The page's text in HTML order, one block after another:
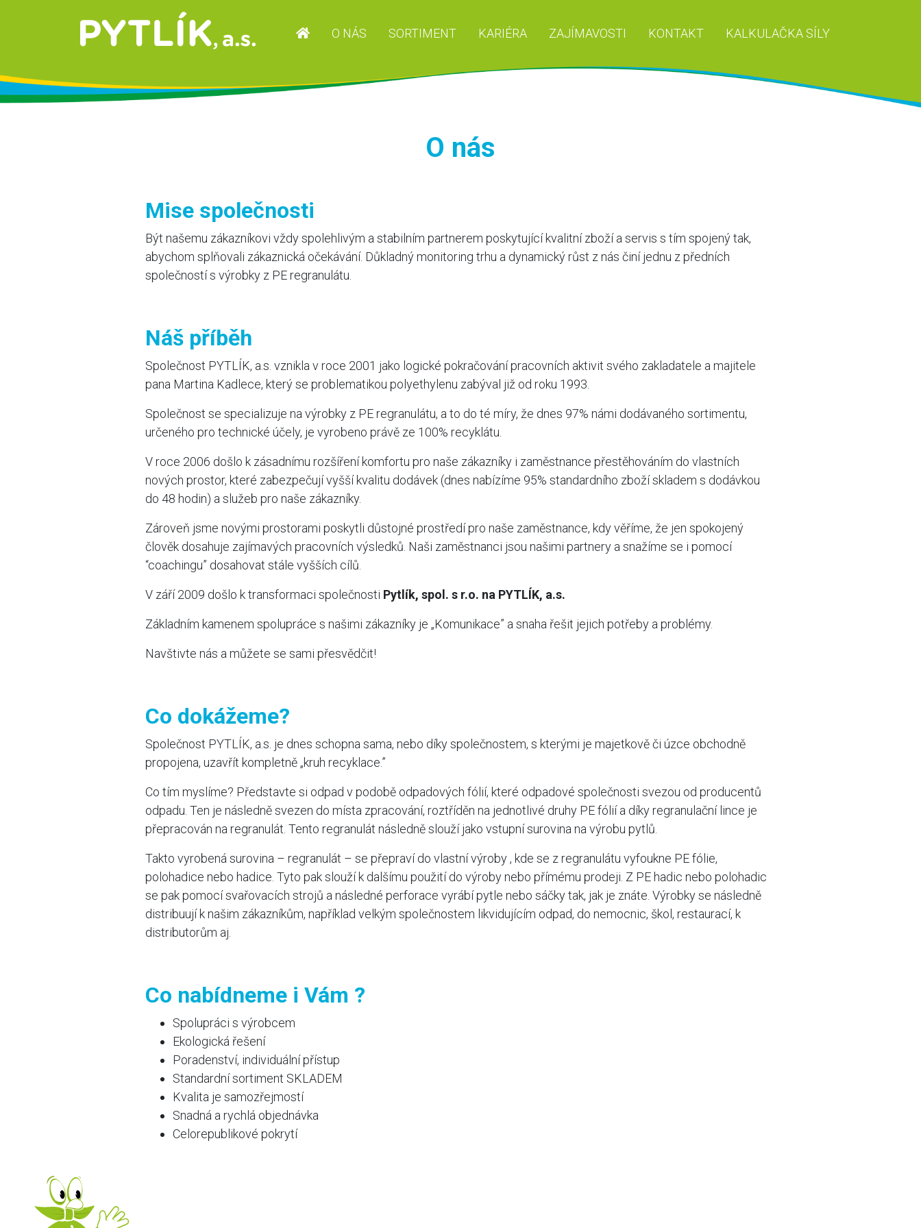
O NÁS
SORTIMENT KARIÉRA ZAJÍMAVOSTI KONTAKT KALKULAČKA SÍLY
O nás
Mise společnosti
Být našemu zákazníkovi vždy spolehlivým a stabilním partnerem poskytující kvalitní zboží a servis s tím spojený tak,
abychom splňovali zákaznická očekávání. Důkladný monitoring trhu a dynamický růst z nás činí jednu z předních
společností s výrobky z PE regranulátu.
Náš příběh
Společnost PYTLÍK, a.s. vznikla v roce 2001 jako logické pokračování pracovních aktivit svého zakladatele a majitele
pana Martina Kadlece, který se problematikou polyethylenu zabýval již od roku 1993.
Společnost se specializuje na výrobky z PE regranulátu, a to do té míry, že dnes 97% námi dodávaného sortimentu,
určeného pro technické účely, je vyrobeno právě ze 100% recyklátu.
V roce 2006 došlo k zásadnímu rozšíření komfortu pro naše zákazníky i zaměstnance přestěhováním do vlastních
nových prostor, které zabezpečují vyšší kvalitu dodávek (dnes nabízíme 95% standardního zboží skladem s dodávkou
do 48 hodin) a služeb pro naše zákazníky.
Zároveň jsme novými prostorami poskytli důstojné prostředí pro naše zaměstnance, kdy věříme, že jen spokojený
člověk dosahuje zajímavých pracovních výsledků. Naši zaměstnanci jsou našimi partnery a snažíme se i pomocí
“coachingu” dosahovat stále vyšších cílů.
V září 2009 došlo k transformaci společnosti Pytlík, spol. s r.o. na PYTLÍK, a.s.
Základním kamenem spolupráce s našimi zákazníky je „Komunikace” a snaha řešit jejich potřeby a problémy.
Navštivte nás a můžete se sami přesvědčit!
Co dokážeme?
Společnost PYTLÍK, a.s. je dnes schopna sama, nebo díky společnostem, s kterými je majetkově či úzce obchodně
propojena, uzavřít kompletně „kruh recyklace.”
Co tím myslíme? Představte si odpad v podobě odpadových fólií, které odpadové společnosti svezou od producentů
odpadu. Ten je následně svezen do místa zpracování, roztříděn na jednotlivé druhy PE fólií a díky regranulační lince je
přepracován na regranulát. Tento regranulát následně slouží jako vstupní surovina na výrobu pytlů.
Takto vyrobená surovina – regranulát – se přepraví do vlastní výroby , kde se z regranulátu vyfoukne PE fólie,
polohadice nebo hadice. Tyto pak slouží k dalšímu použití do výroby nebo přímému prodeji. Z PE hadic nebo polohadic
se pak pomocí svařovacích strojů a následné perforace vyrábí pytle nebo sáčky tak, jak je znáte. Výrobky se následně
distribuují k našim zákazníkům, například velkým společnostem likvidujícím odpad, do nemocnic, škol, restaurací, k
distributorům aj.
Co nabídneme i Vám ?
Spolupráci s výrobcem
Ekologická řešení
Poradenství, individuální přístup
Standardní sortiment SKLADEM
Kvalita je samozřejmostí
Snadná a rychlá objednávka
Celorepublikové pokrytí